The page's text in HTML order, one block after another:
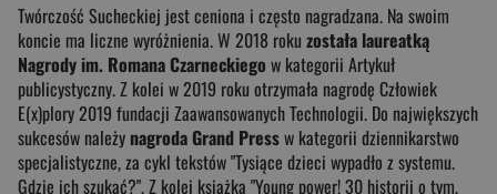
Twórczość Sucheckiej jest ceniona i często nagradzana. Na swoim
koncie ma liczne wyróżnienia. W 2018 roku została laureatką
Nagrody im. Romana Czarneckiego w kategorii Artykuł
publicystyczny. Z kolei w 2019 roku otrzymała nagrodę Człowiek
E(x)plory 2019 fundacji Zaawansowanych Technologii. Do największych
sukcesów należy nagroda Grand Pressw kategorii dziennikarstwo
specjalistyczne, za cykl tekstów "Tysiące dzieci wypadło z systemu.
Gdzie ich szukać?". Z kolei książka "Young power! 30 historii o tym,